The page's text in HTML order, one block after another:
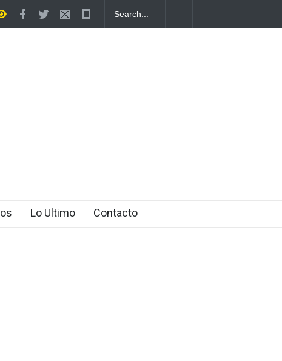
y DNCD desarticulan red de narcotráfico
Lo Ultimo Contacto